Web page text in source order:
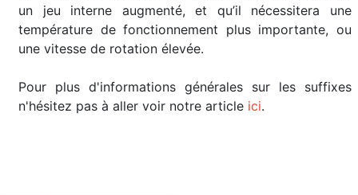
un jeu interne augmenté, et qu’il nécessitera une
température de fonctionnement plus importante, ou
une vitesse de rotation élevée.
Pour plus d'informations générales sur les suffixes
n'hésitez pas à aller voir notre article ici.